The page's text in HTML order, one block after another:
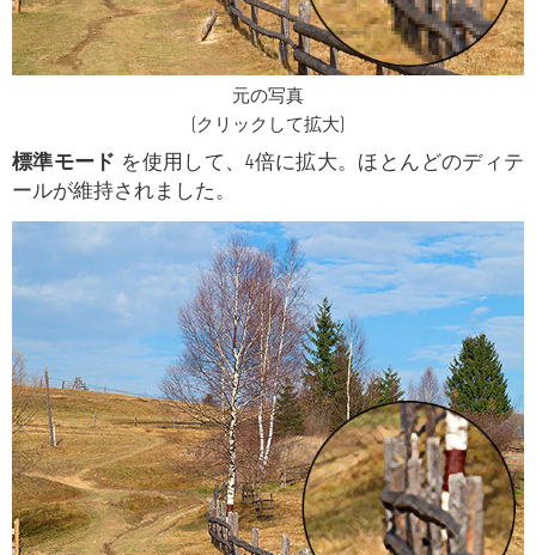
元の写真
(クリックして拡大)
標準モード を使用して、4倍に拡大。ほとんどのディテ
ールが維持されました。